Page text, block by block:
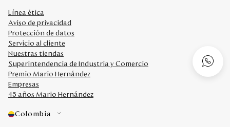
Línea ética
Aviso de privacidad
Protección de datos
Servicio al cliente
Nuestras tiendas
Superintendencia de Industria y Comercio
Premio Mario Hernández
Empresas
45 años Mario Hernández
Colombia